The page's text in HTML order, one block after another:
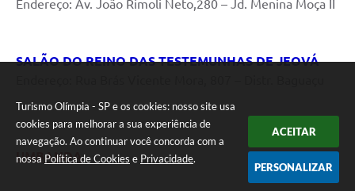
Turismo Olímpia - SP e os cookies: nosso site usa
cookies para melhorar a sua experiência de
navegação. Ao continuar você concorda com a
nossa Política de Cookies e Privacidade.
ACEITAR
PERSONALIZAR
Endereço: Av. João Rimoli Neto,280 – Jd. Menina Moça II
SALÃO DO REINO DAS TESTEMUNHAS DE JEOVÁ
UMBANDA